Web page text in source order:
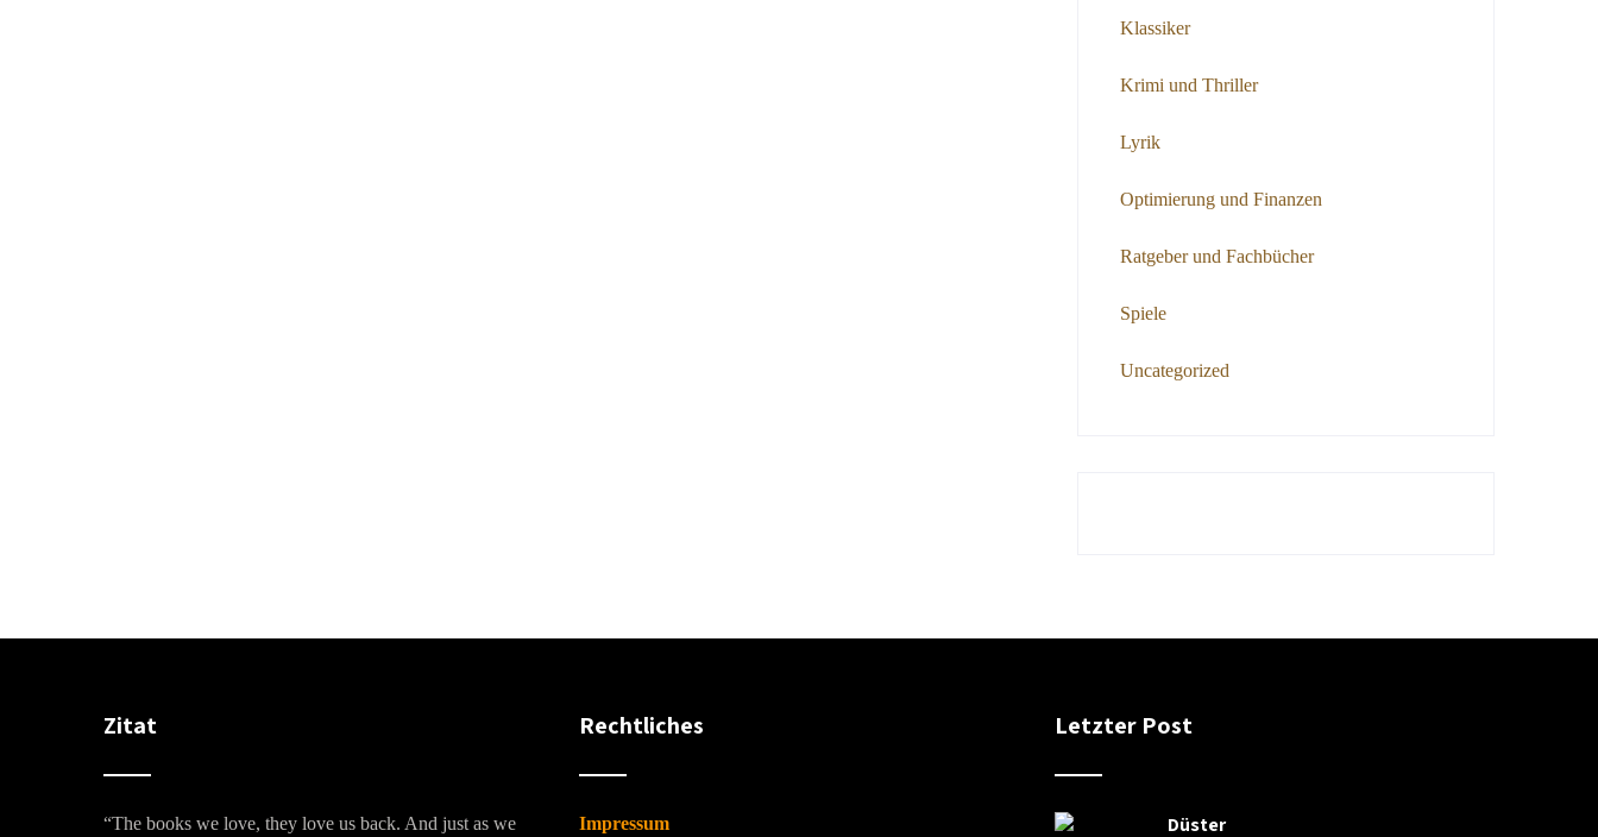
Klassiker
Krimi und Thriller
Lyrik
Optimierung und Finanzen
Ratgeber und Fachbücher
Spiele
Uncategorized
Zitat
“The books we love, they love us back. And just as we
Rechtliches
Impressum
Letzter Post
Düster